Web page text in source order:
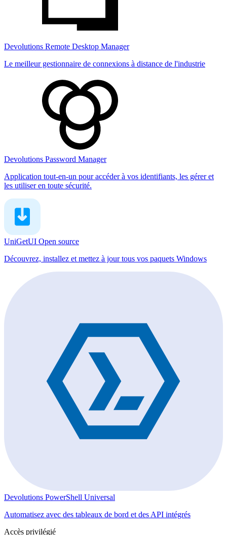
Devolutions Remote Desktop Manager
Le meilleur gestionnaire de connexions à distance de l'industrie
Devolutions Password Manager
Application tout-en-un pour accéder à vos identifiants, les gérer et
les utiliser en toute sécurité.
UniGetUI Open source
Découvrez, installez et mettez à jour tous vos paquets Windows
Devolutions PowerShell Universal
Automatisez avec des tableaux de bord et des API intégrés
Accès privilégié